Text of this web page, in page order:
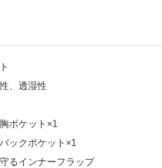
、透湿性
ポケット×1
ックポケット×1
るインナーフラップ